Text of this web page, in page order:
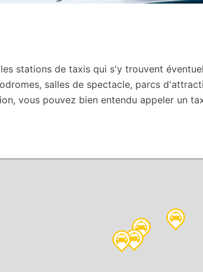
stations de taxis qui s'y trouvent
salles de spectacle, parcs
vous pouvez bien entendu appeler un